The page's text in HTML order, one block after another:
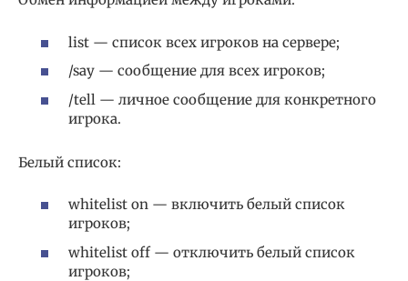
list — список всех игроков на сервере;
/say — сообщение для всех игроков;
/tell — личное сообщение для конкретного
игрока.
Белый список:
whitelist on — включить белый список
игроков;
whitelist off — отключить белый список
игроков;